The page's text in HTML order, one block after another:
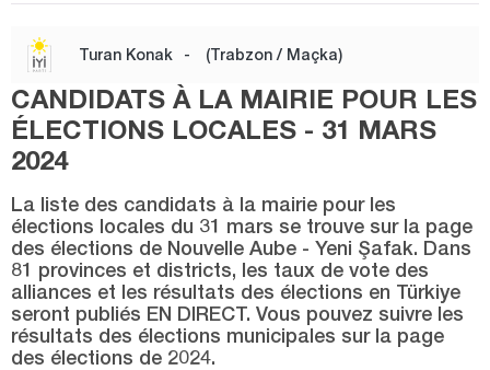
MAÇKA
ORTAHİSAR
ŞALPAZARI
SÜRMENE
TONYA
VAKFIKEBİR
YOMRA
Tunceli
Turan Konak - (Trabzon / Maçka)
CANDIDATS À LA MAIRIE POUR LES
ÉLECTIONS LOCALES - 31 MARS
2024
La liste des candidats à la mairie pour les
élections locales du 31 mars se trouve sur la page
des élections de Nouvelle Aube - Yeni Şafak. Dans
81 provinces et districts, les taux de vote des
alliances et les résultats des élections en Türkiye
seront publiés EN DIRECT. Vous pouvez suivre les
résultats des élections municipales sur la page
des élections de 2024.